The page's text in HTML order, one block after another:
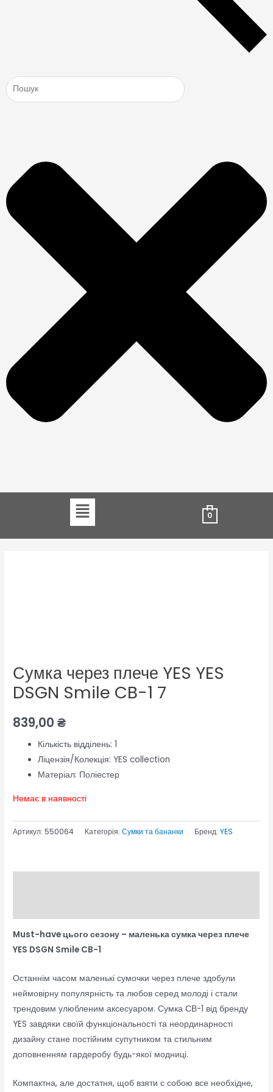
Menu
0
Сумка через плече YES YES
DSGN Smile CB-1 7
839,00₴
Кількість відділень:1
Ліцензія/Колекція: YES collection
Матеріал: Поліестер
Немає в наявності
Артикул:550064 Категорія:Сумки та бананки Бренд:YES
Must-have цього сезону – маленька сумка через плече
YES DSGN Smile CB-1
Останнім часом маленькі сумочки через плече здобули
неймовірну популярність та любов серед молоді і стали
трендовим улюбленим аксесуаром. Сумка СВ-1 від бренду
YES завдяки своїй функціональності та неординарності
дизайну стане постійним супутником та стильним
доповненням гардеробу будь-якої модниці.
Компактна, але достатня, щоб взяти с собою все необхідне,